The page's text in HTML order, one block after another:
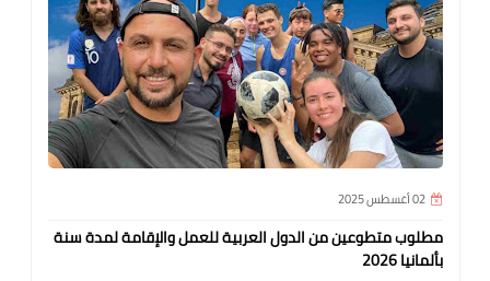
02 أغسطس 2025
مطلوب متطوعين من الدول العربية للعمل والإقامة لمدة سنة
بألمانيا 2026